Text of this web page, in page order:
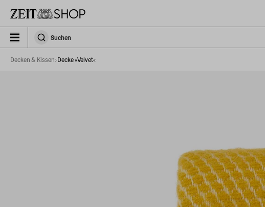
zeit_storefront.components.search.collapsed
SuchenSuchen
Decken & Kissen Decke »Velvet«